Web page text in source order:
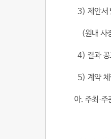
3) 제안서
(원내 사
4) 결과
5) 계약 체
아.주최 ·주